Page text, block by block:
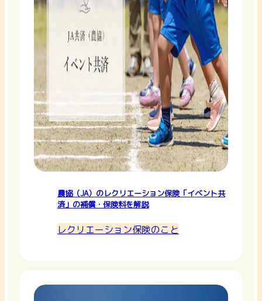
農協（JA）のレクリエーション保険「イベント共
済」の補償・保険料を解説
レクリエーション保険のこと